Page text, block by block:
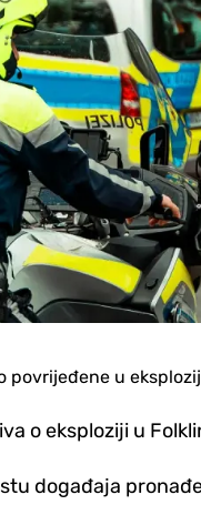
u
o eksploziji u
događaja